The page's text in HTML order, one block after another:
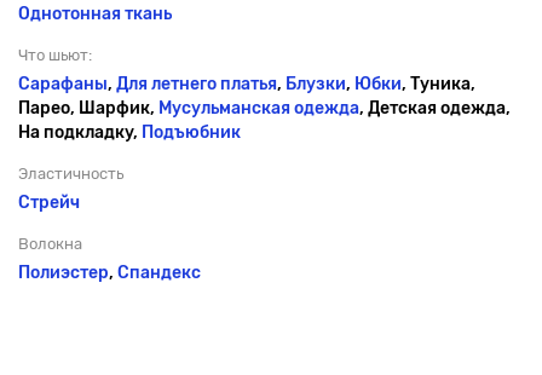
Однотонная ткань
Что шьют:
Сарафаны, Для летнего платья, Блузки, Юбки, Туника,
Парео, Шарфик, Мусульманская одежда, Детская одежда,
На подкладку, Подъюбник
Эластичность
Стрейч
Волокна
Полиэстер, Спандекс